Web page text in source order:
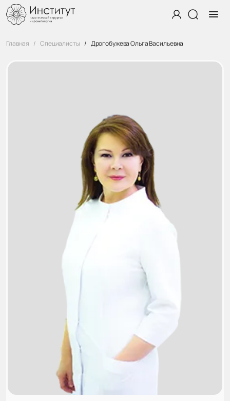
Главная Специалисты Дрогобужева Ольга Васильевна